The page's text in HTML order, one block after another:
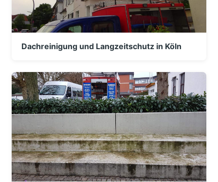
Dachreinigung und Langzeitschutz in Köln